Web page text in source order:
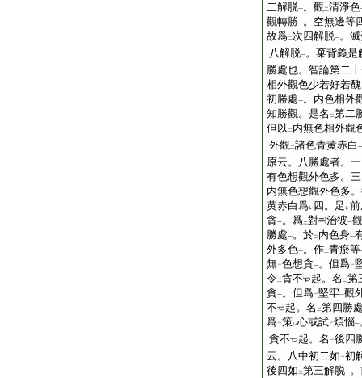
二解脱一。觀二清淨色
觀轉勝一。空無邊等
故爲二次四解脱一。
八解脱一。棄背義是
勝處也。智論第二
相外觀色少若好若
初勝處一。内色相外
知勝觀。是名 二第二
但以 二 内無色相外觀
外觀二諸色青黄赤白 一
原云。八勝處者。
有色想觀外色多。
内無色想觀外色多
黄赤白爲レ四。足 レ
貪一。爲三對 治彼一觀
勝處一。於二 内色身一
外多色一。作二青瘀等
無二色想貪一。但爲二
令二貪不 起。名 二第
貪一。但爲二堅牢一觀
不
起。名 二第四勝
爲二策レ心或試二煩惱一
貪不
起。名 二後四
云。八中初二如 二初
後四如 二第三解脱一